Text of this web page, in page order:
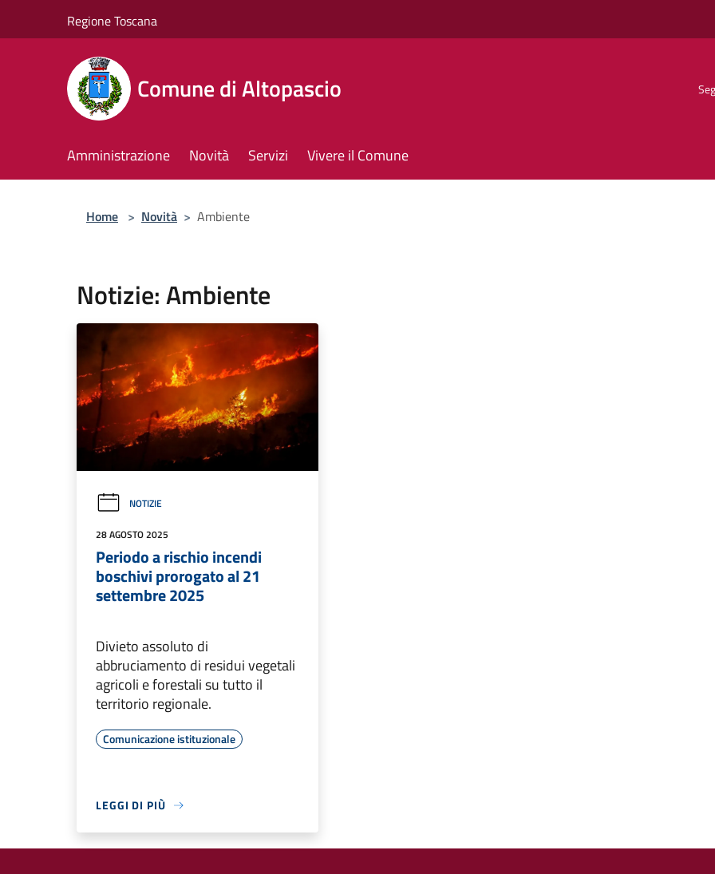
Regione Toscana
Comune di Altopascio
Amministrazione Novità Servizi Vivere il Comune
Home > Novità > Ambiente
Notizie: Ambiente
NOTIZIE
28 AGOSTO 2025
Periodo a rischio incendi
boschivi prorogato al 21
settembre 2025
Divieto assoluto di
abbruciamento di residui vegetali
agricoli e forestali su tutto il
territorio regionale.
Comunicazione istituzionale
LEGGI DI PIÙ